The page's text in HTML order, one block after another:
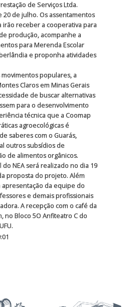
de Serviços Ltda.
20 de julho. Os assentamentos
receber a cooperativa para
produção, acompanhe a
para Merenda Escolar
e proponha atividades
populares, a
Claros em Minas Gerais
de buscar alternativas
para o desenvolvimento
técnica que a Coomap
agroecológicas é
saberes com o Guarás,
outros subsídios de
de alimentos orgânicos.
NEA será realizado no dia 19
proposta do projeto. Além
apresentação da equipe do
e demais profissionais
A recepção com o café da
no Bloco 5O Anfiteatro C do